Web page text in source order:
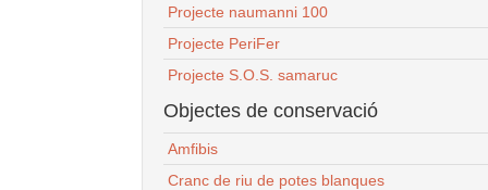
Projecte naumanni 100
Projecte PeriFer
Projecte S.O.S. samaruc
Objectes de conservació
Amfibis
Cranc de riu de potes blanques